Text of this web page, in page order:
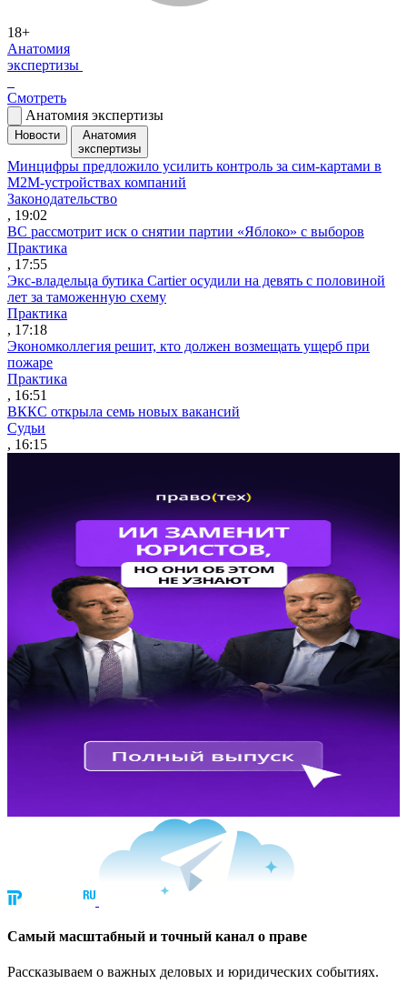
18+
Анатомия
экспертизы
Смотреть
Анатомия экспертизы
Новости
Анатомия
экспертизы
Минцифры предложило усилить контроль за сим-картами в
M2M-устройствах компаний
Законодательство
, 19:02
ВС рассмотрит иск о снятии партии «Яблоко» с выборов
Практика
, 17:55
Экс-владельца бутика Cartier осудили на девять с половиной
лет за таможенную схему
Практика
, 17:18
Экономколлегия решит, кто должен возмещать ущерб при
пожаре
Практика
, 16:51
ВККС открыла семь новых вакансий
Судьи
, 16:15
Cамый масштабный и точный канал о праве
Рассказываем о важных деловых и юридических событиях.